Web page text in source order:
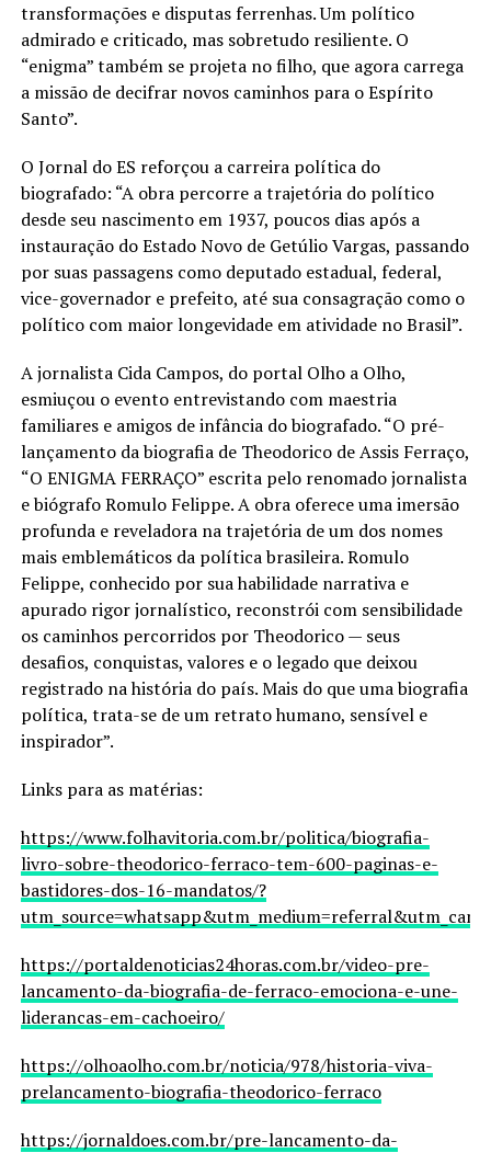
transformações e disputas ferrenhas. Um político
admirado e criticado, mas sobretudo resiliente. O
“enigma” também se projeta no filho, que agora carrega
a missão de decifrar novos caminhos para o Espírito
Santo”.
O Jornal do ES reforçou a carreira política do
biografado: “A obra percorre a trajetória do político
desde seu nascimento em 1937, poucos dias após a
instauração do Estado Novo de Getúlio Vargas, passando
por suas passagens como deputado estadual, federal,
vice-governador e prefeito, até sua consagração como o
político com maior longevidade em atividade no Brasil”.
A jornalista Cida Campos, do portal Olho a Olho,
esmiuçou o evento entrevistando com maestria
familiares e amigos de infância do biografado. “O pré-
lançamento da biografia de Theodorico de Assis Ferraço,
“O ENIGMA FERRAÇO” escrita pelo renomado jornalista
e biógrafo Romulo Felippe. A obra oferece uma imersão
profunda e reveladora na trajetória de um dos nomes
mais emblemáticos da política brasileira. Romulo
Felippe, conhecido por sua habilidade narrativa e
apurado rigor jornalístico, reconstrói com sensibilidade
os caminhos percorridos por Theodorico — seus
desafios, conquistas, valores e o legado que deixou
registrado na história do país. Mais do que uma biografia
política, trata-se de um retrato humano, sensível e
inspirador”.
Links para as matérias:
https://www.folhavitoria.com.br/politica/biografia-
livro-sobre-theodorico-ferraco-tem-600-paginas-e-
bastidores-dos-16-mandatos/?
https://portaldenoticias24horas.com.br/video-pre-
lancamento-da-biografia-de-ferraco-emociona-e-une-
liderancas-em-cachoeiro/
https://olhoaolho.com.br/noticia/978/historia-viva-
prelancamento-biografia-theodorico-ferraco
https://jornaldoes.com.br/pre-lancamento-da-